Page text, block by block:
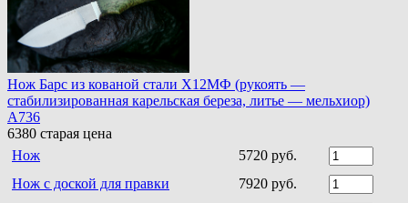
Нож Барс из кованой стали Х12МФ (рукоять —
стабилизированная карельская береза, литье — мельхиор)
A736
6380 старая цена
Нож
5720 руб.
Нож с доской для правки
7920 руб.